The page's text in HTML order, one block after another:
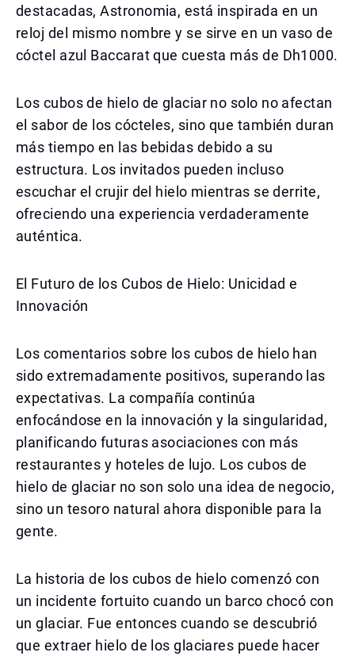
destacadas, Astronomia, está inspirada en un
reloj del mismo nombre y se sirve en un vaso de
cóctel azul Baccarat que cuesta más de Dh1000.
Los cubos de hielo de glaciar no solo no afectan
el sabor de los cócteles, sino que también duran
más tiempo en las bebidas debido a su
estructura. Los invitados pueden incluso
escuchar el crujir del hielo mientras se derrite,
ofreciendo una experiencia verdaderamente
auténtica.
El Futuro de los Cubos de Hielo: Unicidad e
Innovación
Los comentarios sobre los cubos de hielo han
sido extremadamente positivos, superando las
expectativas. La compañía continúa
enfocándose en la innovación y la singularidad,
planificando futuras asociaciones con más
restaurantes y hoteles de lujo. Los cubos de
hielo de glaciar no son solo una idea de negocio,
sino un tesoro natural ahora disponible para la
gente.
La historia de los cubos de hielo comenzó con
un incidente fortuito cuando un barco chocó con
un glaciar. Fue entonces cuando se descubrió
que extraer hielo de los glaciares puede hacer